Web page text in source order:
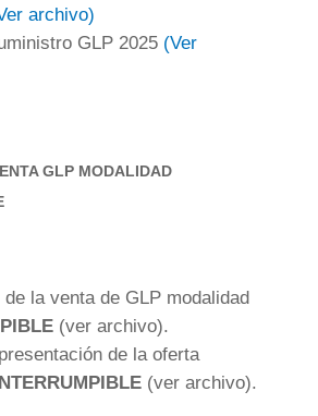
archivo)
GLP 2025 (Ver
GLP MODALIDAD
la venta de GLP modalidad
(ver archivo).
de la oferta
(ver archivo).